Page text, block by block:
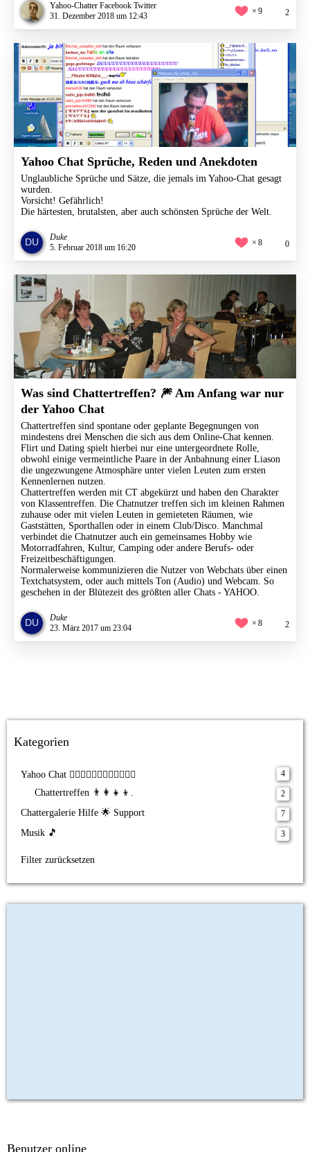
Yahoo-Chatter Facebook Twitter
31. Dezember 2018 um 12:43
9 2
Yahoo Chat Sprüche, Reden und Anekdoten
Unglaubliche Sprüche und Sätze, die jemals im Yahoo-Chat gesagt
wurden.
Vorsicht! Gefährlich!
Die härtesten, brutalsten, aber auch schönsten Sprüche der Welt.
Duke
5. Februar 2018 um 16:20
8 0
Was sind Chattertreffen? 🎆 Am Anfang war nur
der Yahoo Chat
Chattertreffen sind spontane oder geplante Begegnungen von
mindestens drei Menschen die sich aus dem Online-Chat kennen.
Flirt und Dating spielt hierbei nur eine untergeordnete Rolle,
obwohl einige vermeintliche Paare in der Anbahnung einer Liason
die ungezwungene Atmosphäre unter vielen Leuten zum ersten
Kennenlernen nutzen.
Chattertreffen werden mit CT abgekürzt und haben den Charakter
von Klassentreffen. Die Chatnutzer treffen sich im kleinen Rahmen
zuhause oder mit vielen Leuten in gemieteten Räumen, wie
Gaststätten, Sporthallen oder in einem Club/Disco. Manchmal
verbindet die Chatnutzer auch ein gemeinsames Hobby wie
Motorradfahren, Kultur, Camping oder andere Berufs- oder
Freizeitbeschäftigungen.
Normalerweise kommunizieren die Nutzer von Webchats über einen
Textchatsystem, oder auch mittels Ton (Audio) und Webcam. So
geschehen in der Blütezeit des größten aller Chats - YAHOO.
Duke
23. März 2017 um 23:04
8 2
Kategorien
Yahoo Chat 🧝‍♂️🧝‍♀️🧙‍♂️🧚‍♀️🧟‍♂️🧟‍♀️ 4
Chattertreffen 👨‍👩‍👧‍👦. 2
Chattergalerie Hilfe 🌟 Support 7
Musik 🎵 3
Filter zurücksetzen
Benutzer online